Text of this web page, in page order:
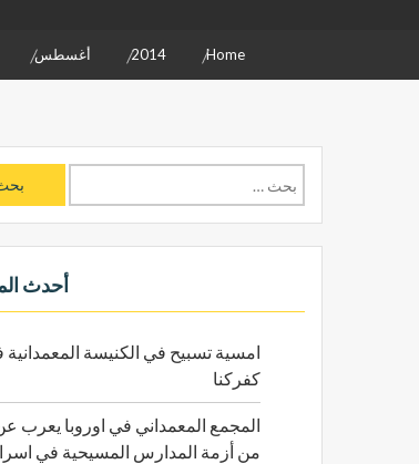
Home
2014 أغسطس
ل
ب
ع
أحدث
امسية تسبيح في الكنيسة
كفركنا
المجمع المعمداني في اوروبا يعرب
من أزمة المدارس المسيحية في